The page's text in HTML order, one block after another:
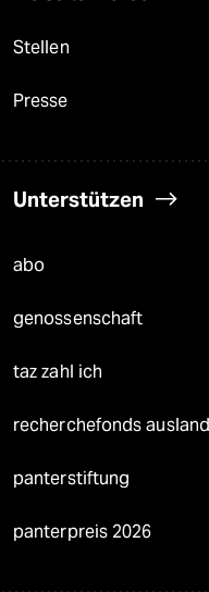
Stellen
Presse
Unterstützen
abo
genossenschaft
taz zahl ich
recherchefonds ausland
panterstiftung
panterpreis 2026